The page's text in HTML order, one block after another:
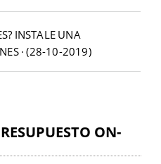
INSTALE UNA
· (28-10-2019)
LINCE · (28-10-
BOMBINES · (28-10-
ON-